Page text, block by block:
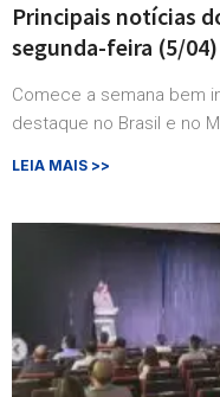
Principais notícias
segunda-feira (5/04)
Comece a semana bem
destaque no Brasil e no
LEIA MAIS >>